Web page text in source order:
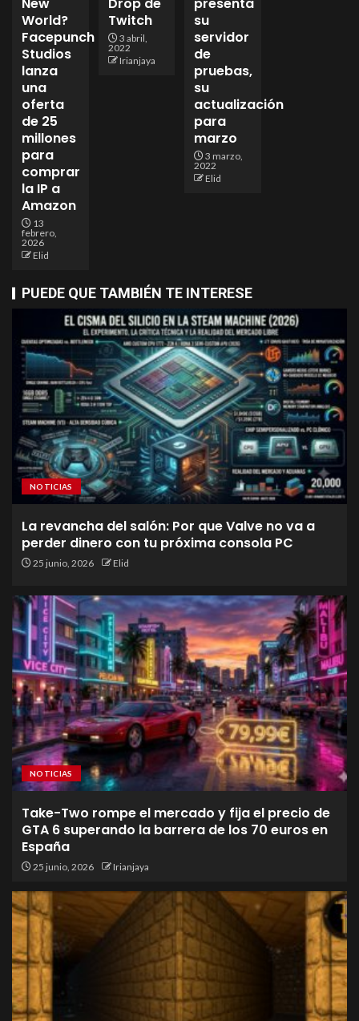
World?
Facepunch
Studios
lanza
una
oferta
de 25
millones
para
comprar
la IP a
Amazon
13
febrero,
2026
Elid
Twitch
3 abril,
2022
Irianjaya
su
servidor
de
pruebas,
su
actualización
para
marzo
3 marzo,
2022
Elid
PUEDE QUE TAMBIÉN TE INTERESE
NOTICIAS
La revancha del salón: Por que Valve no va a
perder dinero con tu próxima consola PC
25 junio, 2026 Elid
NOTICIAS
Take-Two rompe el mercado y fija el precio de
GTA 6 superando la barrera de los 70 euros en
España
25 junio, 2026 Irianjaya